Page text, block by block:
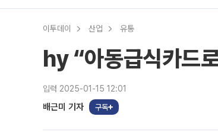
이투데이 산업 유통
hy “아동급식카드
입력 2025-01-15 12:01
배근미 기자 구독